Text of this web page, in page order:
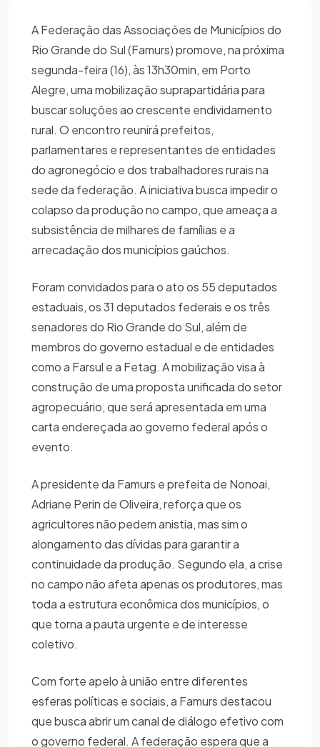
A Federação das Associações de Municípios do
Rio Grande do Sul (Famurs) promove, na próxima
segunda-feira (16), às 13h30min, em Porto
Alegre, uma mobilização suprapartidária para
buscar soluções ao crescente endividamento
rural. O encontro reunirá prefeitos,
parlamentares e representantes de entidades
do agronegócio e dos trabalhadores rurais na
sede da federação. A iniciativa busca impedir o
colapso da produção no campo, que ameaça a
subsistência de milhares de famílias e a
arrecadação dos municípios gaúchos.
Foram convidados para o ato os 55 deputados
estaduais, os 31 deputados federais e os três
senadores do Rio Grande do Sul, além de
membros do governo estadual e de entidades
como a Farsul e a Fetag. A mobilização visa à
construção de uma proposta unificada do setor
agropecuário, que será apresentada em uma
carta endereçada ao governo federal após o
evento.
A presidente da Famurs e prefeita de Nonoai,
Adriane Perin de Oliveira, reforça que os
agricultores não pedem anistia, mas sim o
alongamento das dívidas para garantir a
continuidade da produção. Segundo ela, a crise
no campo não afeta apenas os produtores, mas
toda a estrutura econômica dos municípios, o
que torna a pauta urgente e de interesse
coletivo.
Com forte apelo à união entre diferentes
esferas políticas e sociais, a Famurs destacou
que busca abrir um canal de diálogo efetivo com
o governo federal. A federação espera que a